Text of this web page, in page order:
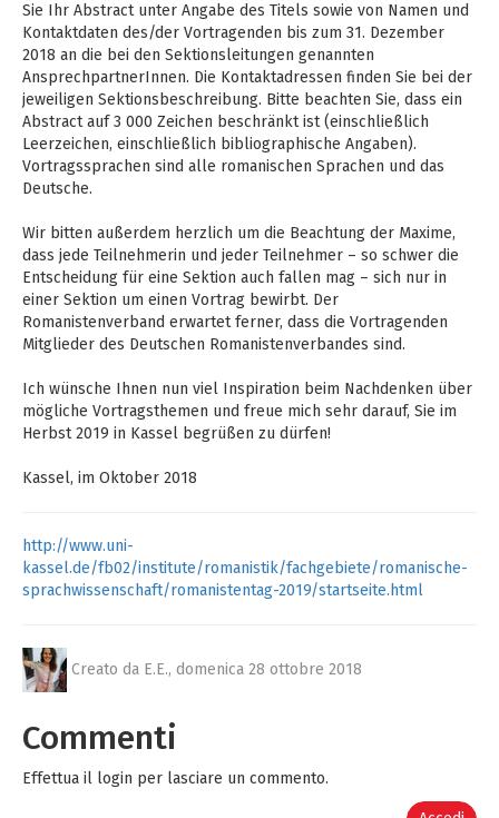
Sie Ihr Abstract unter Angabe des Titels sowie von Namen und
Kontaktdaten des/der Vortragenden bis zum 31. Dezember
2018 an die bei den Sektionsleitungen genannten
AnsprechpartnerInnen. Die Kontaktadressen finden Sie bei der
jeweiligen Sektionsbeschreibung. Bitte beachten Sie, dass ein
Abstract auf 3 000 Zeichen beschränkt ist (einschließlich
Leerzeichen, einschließlich bibliographische Angaben).
Vortragssprachen sind alle romanischen Sprachen und das
Deutsche.
Wir bitten außerdem herzlich um die Beachtung der Maxime,
dass jede Teilnehmerin und jeder Teilnehmer – so schwer die
Entscheidung für eine Sektion auch fallen mag – sich nur in
einer Sektion um einen Vortrag bewirbt. Der
Romanistenverband erwartet ferner, dass die Vortragenden
Mitglieder des Deutschen Romanistenverbandes sind.
Ich wünsche Ihnen nun viel Inspiration beim Nachdenken über
mögliche Vortragsthemen und freue mich sehr darauf, Sie im
Herbst 2019 in Kassel begrüßen zu dürfen!
Kassel, im Oktober 2018
http://www.uni-
kassel.de/fb02/institute/romanistik/fachgebiete/romanische-
sprachwissenschaft/romanistentag-2019/startseite.html
Creato da E.E., domenica 28 ottobre 2018
Commenti
Effettua il login per lasciare un commento.